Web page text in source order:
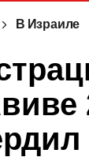
В Израиле